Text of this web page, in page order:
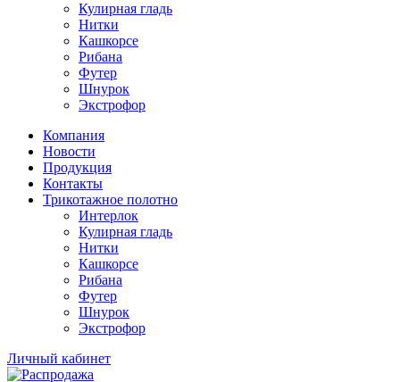
Кулирная гладь
Нитки
Кашкорсе
Рибана
Футер
Шнурок
Экстрофор
Компания
Новости
Продукция
Контакты
Трикотажное полотно
Интерлок
Кулирная гладь
Нитки
Кашкорсе
Рибана
Футер
Шнурок
Экстрофор
Личный кабинет